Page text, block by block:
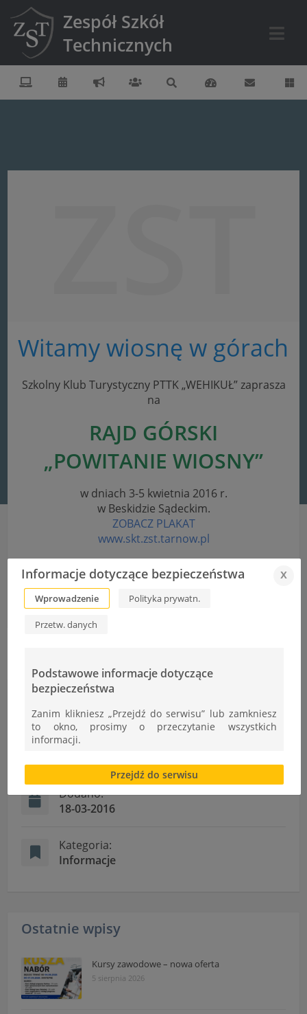
Zespół Szkół
Technicznych
Witamy wiosnę w górach
Szkolny Klub Turystyczny PTTK „WEHIKUŁ” zaprasza
na
RAJD GÓRSKI
„POWITANIE WIOSNY”
w dniach 3-5 kwietnia 2016 r.
w Beskidzie Sądeckim.
ZOBACZ PLAKAT
www.skt.zst.tarnow.pl
Akcja przygotowania budek lęgowych w ZST zakończona
Autor:
Dodano:
18-03-2016
Kategoria:
Informacje
Ostatnie wpisy
Kursy zawodowe – nowa oferta
5 sierpnia 2026
Informacje dotyczące bezpieczeństwa x
Wprowadzenie Polityka prywatn.
Przetw. danych
Podstawowe informacje dotyczące
bezpieczeństwa
Zanim klikniesz „Przejdź do serwisu” lub zamkniesz
to okno, prosimy o przeczytanie wszystkich
informacji.
Brak zgody bądź ograniczenie funkcjonalności plików
cookies lub local storage, może utrudnić lub
uniemożliwić korzystanie z Serwisu.
Informacje dotyczące polityki prywatności oraz
"Nasza szkoła" > "Bezpieczeństwo"
Przejdź do serwisu